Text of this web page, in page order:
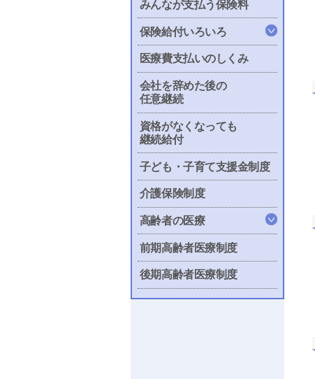
みんなが支払う保険料
保険給付いろいろ
医療費支払いのしくみ
会社を辞めた後の
任意継続
資格がなくなっても
継続給付
子ども・子育て支援金制度
介護保険制度
高齢者の医療
前期高齢者医療制度
後期高齢者医療制度